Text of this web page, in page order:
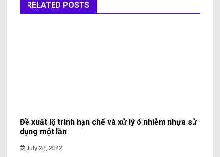
RELATED POSTS
Đề xuất lộ trình hạn chế và xử lý ô nhiễm nhựa sử
dụng một lần
July 28, 2022